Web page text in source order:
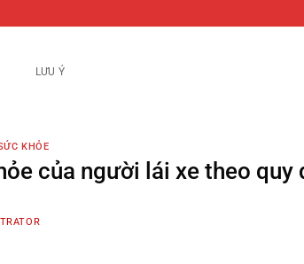
LƯU Ý
KHỎE
của người lái xe theo quy